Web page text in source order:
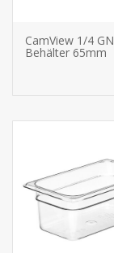
CamView 1/4 GN
Behälter 65mm